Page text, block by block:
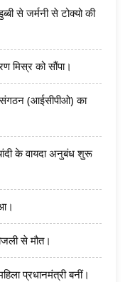
से जर्मनी से टोक्यो की
मिस्र को सौंपा।
संगठन (आईसीपीओ) का
के वायदा अनुबंध शुरू
से मौत।
प्रधानमंत्री बनीं।